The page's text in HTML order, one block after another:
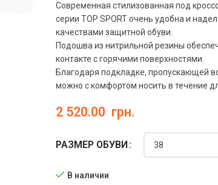
Современная стилизованная под
серии TOP SPORT очень удобна и
качествами защитной обуви.
Подошва из нитрильной резины
контакте с горячими поверхностями.
Благодаря подкладке, пропускающей
можно с комфортом носить в течение
2 520.00 грн.
РАЗМЕР ОБУВИ
В наличии